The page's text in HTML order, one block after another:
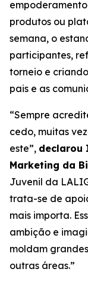
produtos ou
semana, o
participantes,
torneio e
pais e as
“Sempre
cedo, muitas
este”, declarou
Marketing da
Juvenil da
trata-se de
mais importa.
ambição e
moldam
outras áreas.”